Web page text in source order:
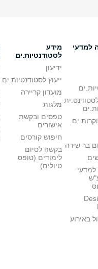
למדעי
בר שירה
למדעי
באירוע
מידע
לסטודנטיות.ים
ידיעון
ייעוץ לסטודנטיות.ים
מועדון קריירה
מלגות
טפסים ובקשת
אישורים
חיפוש קורסים
בקשה לסיום
לימודים (טופס
טיולים)